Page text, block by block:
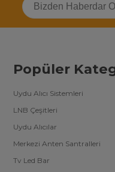
etmek olanaklı değil. Zira
yapan pek çok firma
Popüler
Uydu Alıcı Sistemleri
LNB Çeşitleri
Uydu Alıcılar
Merkezi Anten Santralleri
Tv Led Bar